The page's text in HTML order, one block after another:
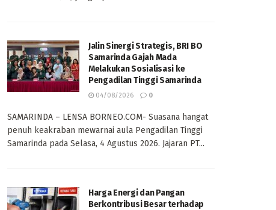
Jalin Sinergi Strategis, BRI BO
Samarinda Gajah Mada
Melakukan Sosialisasi ke
Pengadilan Tinggi Samarinda
04/08/2026 0
SAMARINDA – LENSA BORNEO.COM- Suasana hangat
penuh keakraban mewarnai aula Pengadilan Tinggi
Samarinda pada Selasa, 4 Agustus 2026. Jajaran PT...
Harga Energi dan Pangan
Berkontribusi Besar terhadap